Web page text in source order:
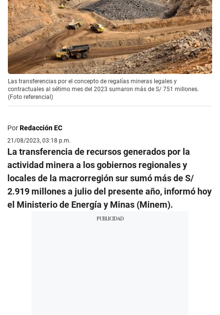
Las transferencias por el concepto de regalías mineras legales y
contractuales al sétimo mes del 2023 sumaron más de S/ 751 millones.
(Foto referencial)
PorRedacción EC
21/08/2023, 03:18 p.m.
La transferencia de recursos generados por la
actividad minera a los gobiernos regionales y
locales de la macrorregión sur sumó más de S/
2.919 millones a julio del presente año, informó hoy
el Ministerio de Energía y Minas (Minem).